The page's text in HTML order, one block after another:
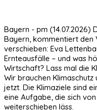
Bayern - pm (14.07.2026)
Bayern, kommentiert den
verschieben: Eva
Ernteausfälle – und was
Wirtschaft? Lass mal die
Wir brauchen Klimaschutz
jetzt. Die Klimaziele sind
eine Aufgabe, die sich
weiterschieben läss.